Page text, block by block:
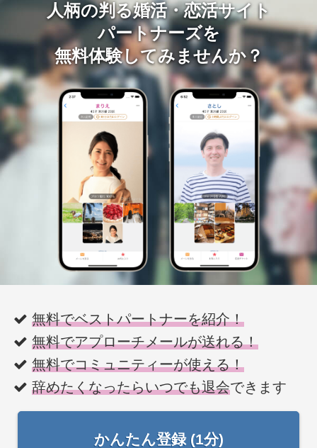
人柄の判る婚活・恋活サイト
パートナーズを
無料体験してみませんか？
無料でベストパートナーを紹介！
無料でアプローチメールが送れる！
無料でコミュニティーが使える！
辞めたくなったらいつでも退会できます
かんたん登録 (1分)